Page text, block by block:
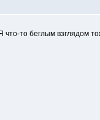
то беглым взглядом